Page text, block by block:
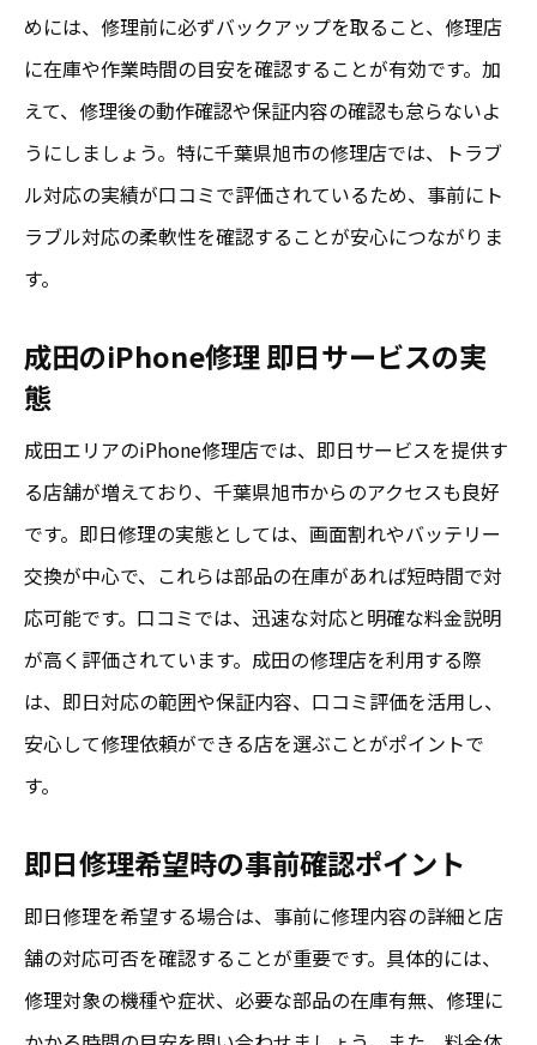
めには、修理前に必ずバックアップを取ること、修理店
に在庫や作業時間の目安を確認することが有効です。加
えて、修理後の動作確認や保証内容の確認も怠らないよ
うにしましょう。特に千葉県旭市の修理店では、トラブ
ル対応の実績が口コミで評価されているため、事前にト
ラブル対応の柔軟性を確認することが安心につながりま
す。
成田のiPhone修理 即日サービスの実
態
成田エリアのiPhone修理店では、即日サービスを提供す
る店舗が増えており、千葉県旭市からのアクセスも良好
です。即日修理の実態としては、画面割れやバッテリー
交換が中心で、これらは部品の在庫があれば短時間で対
応可能です。口コミでは、迅速な対応と明確な料金説明
が高く評価されています。成田の修理店を利用する際
は、即日対応の範囲や保証内容、口コミ評価を活用し、
安心して修理依頼ができる店を選ぶことがポイントで
す。
即日修理希望時の事前確認ポイント
即日修理を希望する場合は、事前に修理内容の詳細と店
舗の対応可否を確認することが重要です。具体的には、
修理対象の機種や症状、必要な部品の在庫有無、修理に